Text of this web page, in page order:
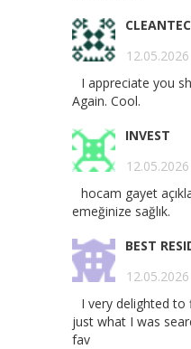
I appreciate you
Again. Cool.
INVEST
hocam gayet
emeğinize sağlık.
BEST
I very delighted
just what I was
fav